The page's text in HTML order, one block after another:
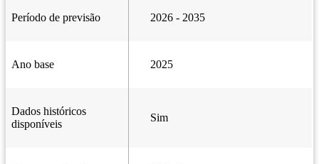
Período de previsão 2026 - 2035
Ano base 2025
Dados históricos
disponíveis
Sim